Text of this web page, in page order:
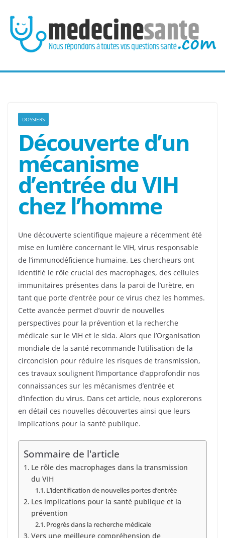
contenu
DOSSIERS
Découverte d’un
mécanisme
d’entrée du VIH
chez l’homme
Une découverte scientifique majeure a récemment été
mise en lumière concernant le VIH, virus responsable
de l’immunodéficience humaine. Les chercheurs ont
identifié le rôle crucial des macrophages, des cellules
immunitaires présentes dans la paroi de l’urètre, en
tant que porte d’entrée pour ce virus chez les hommes.
Cette avancée permet d’ouvrir de nouvelles
perspectives pour la prévention et la recherche
médicale sur le VIH et le sida. Alors que l’Organisation
mondiale de la santé recommande l’utilisation de la
circoncision pour réduire les risques de transmission,
ces travaux soulignent l’importance d’approfondir nos
connaissances sur les mécanismes d’entrée et
d’infection du virus. Dans cet article, nous explorerons
en détail ces nouvelles découvertes ainsi que leurs
implications pour la santé publique.
Sommaire de l'article
Le rôle des macrophages dans la transmission
du VIH
L’identification de nouvelles portes d’entrée
Les implications pour la santé publique et la
prévention
Progrès dans la recherche médicale
Vers une meilleure compréhension de